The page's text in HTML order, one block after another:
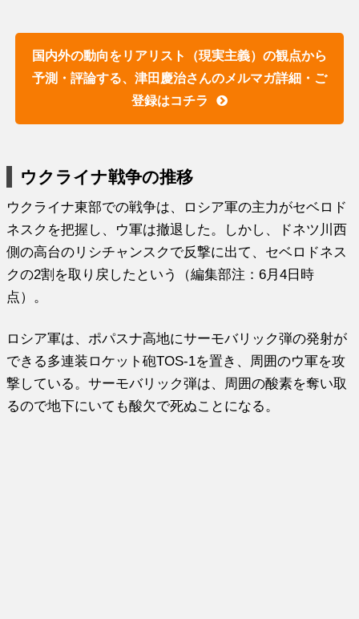
国内外の動向をリアリスト（現実主義）の観点から
予測・評論する、津田慶治さんのメルマガ詳細・ご
登録はコチラ
ウクライナ戦争の推移
ウクライナ東部での戦争は、ロシア軍の主力がセベロド
ネスクを把握し、ウ軍は撤退した。しかし、ドネツ川西
側の高台のリシチャンスクで反撃に出て、セベロドネス
クの2割を取り戻したという（編集部注：6月4日時
点）。
ロシア軍は、ポパスナ高地にサーモバリック弾の発射が
できる多連装ロケット砲TOS-1を置き、周囲のウ軍を攻
撃している。サーモバリック弾は、周囲の酸素を奪い取
るので地下にいても酸欠で死ぬことになる。